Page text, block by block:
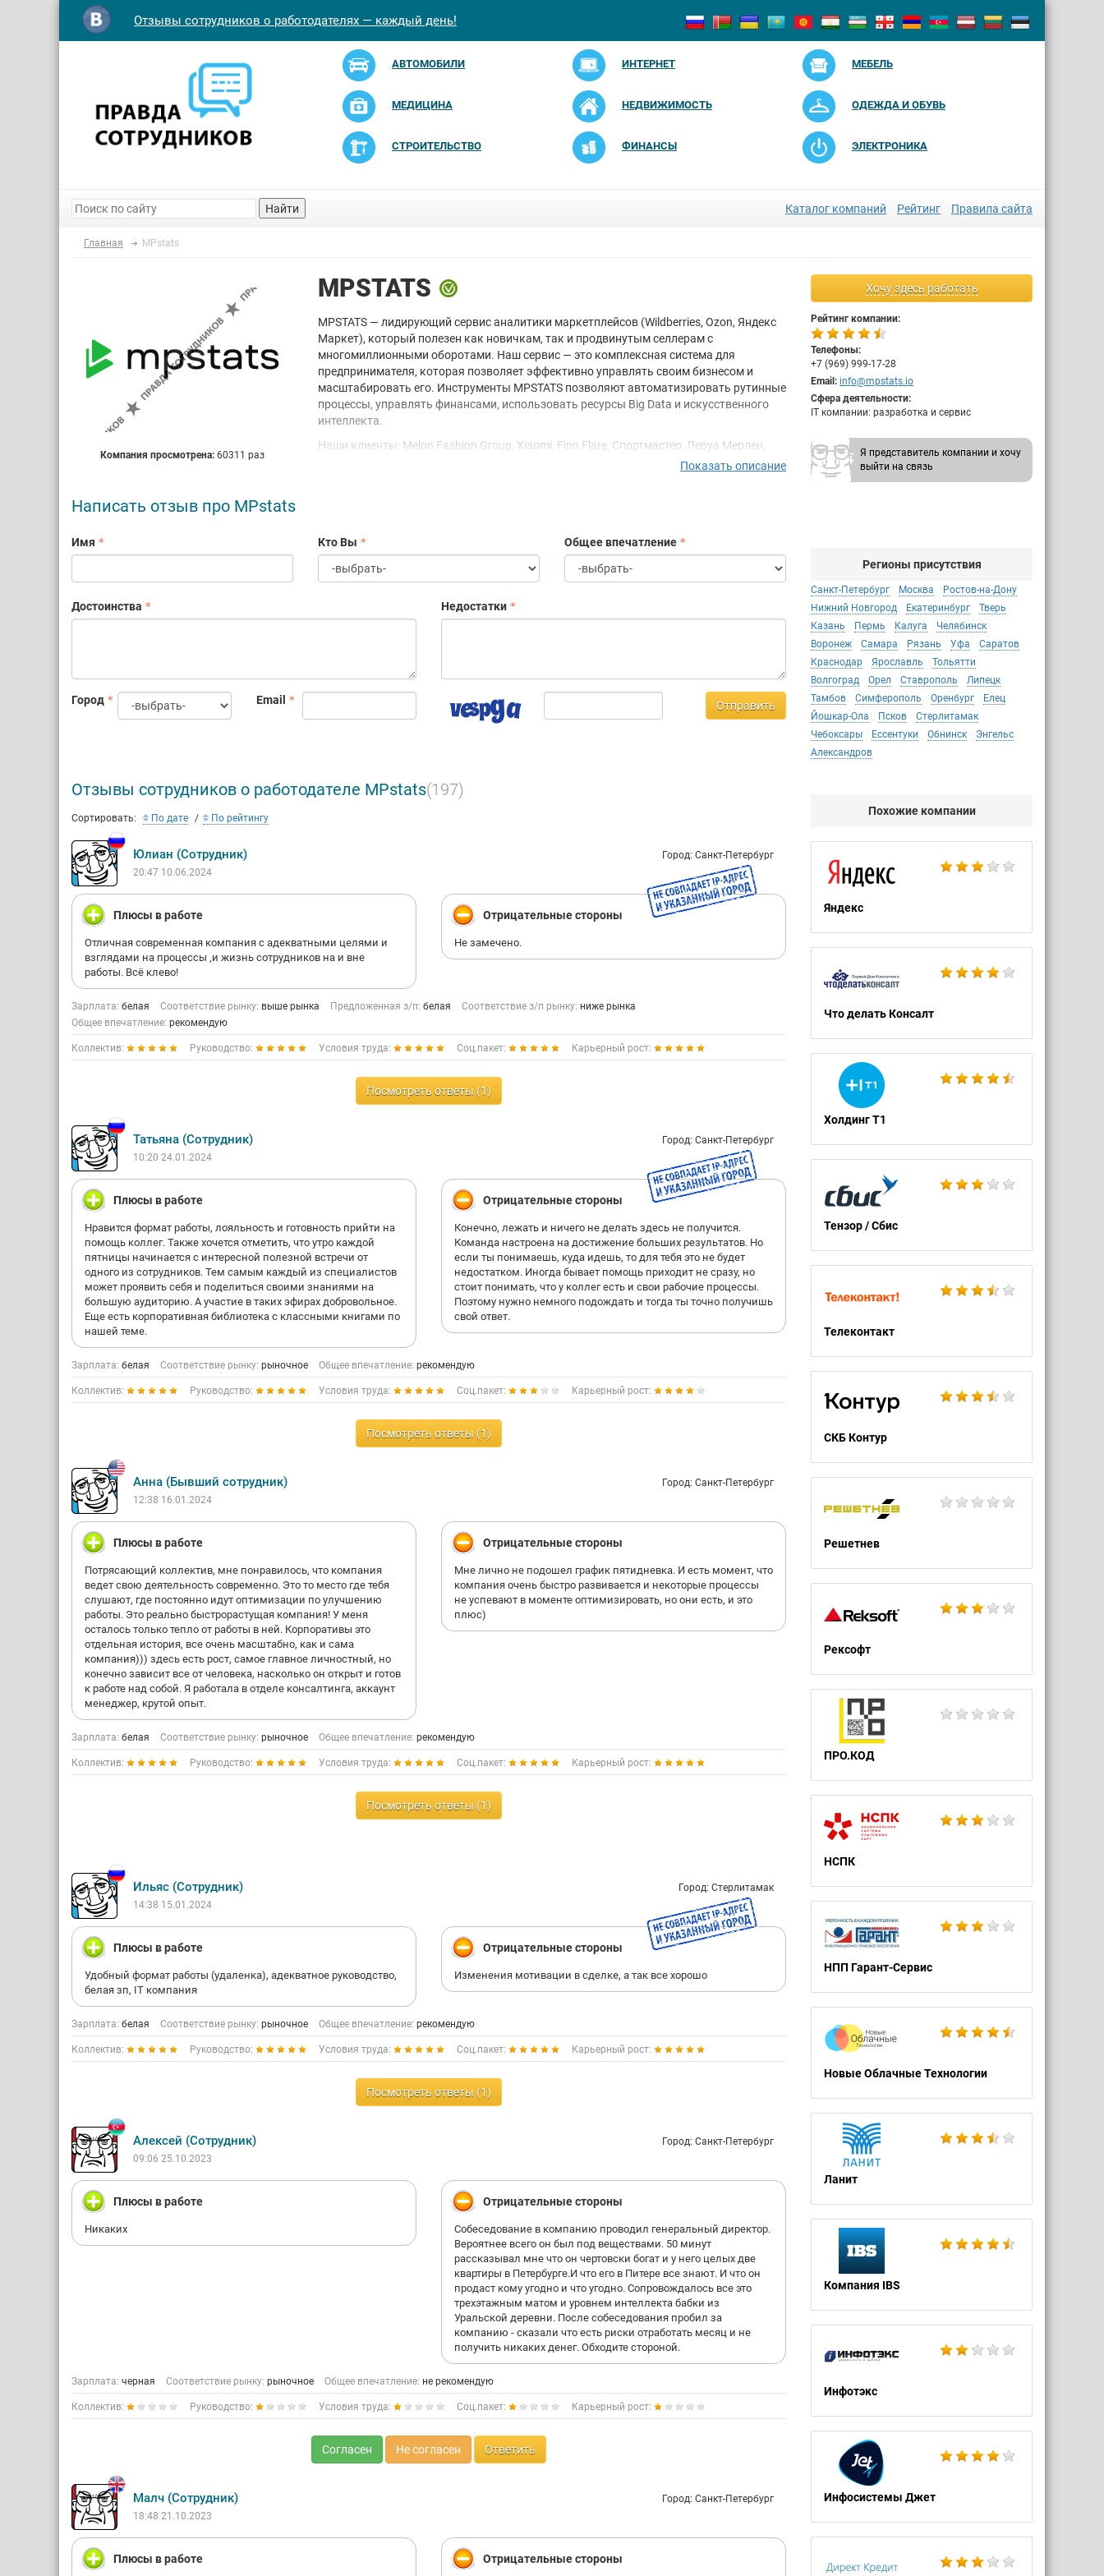
Отзывы сотрудников о работодателях — каждый день!
АВТОМОБИЛИ ИНТЕРНЕТ МЕБЕЛЬ
МЕДИЦИНА НЕДВИЖИМОСТЬ ОДЕЖДА И ОБУВЬ
СТРОИТЕЛЬСТВО ФИНАНСЫ ЭЛЕКТРОНИКА
Найти Каталог компаний Рейтинг Правила сайта
Главная MPstats
Хочу здесь работать
Рейтинг компании:
Телефоны:
+7 (969) 999-17-28
Email: info@mpstats.io
Сфера деятельности:
IT компании: разработка и сервис
Я представитель компании и хочу
выйти на связь
Регионы присутствия
Санкт-Петербург Москва
Ростов-на-Дону
Нижний Новгород
Екатеринбург
Тверь
Казань
Пермь Калуга
Челябинск
Воронеж
Самара Рязань Уфа
Саратов
Краснодар
Ярославль
Тольятти
Волгоград
Орел Ставрополь
Липецк
Тамбов
Симферополь Оренбург
Елец
Йошкар-Ола
Псков
Стерлитамак
Чебоксары
Ессентуки Обнинск
Энгельс
Александров
Похожие компании
Яндекс
Что делать Консалт
Холдинг Т1
Тензор / Сбис
Телеконтакт
СКБ Контур
Решетнев
Рексофт
ПРО.КОД
НСПК
НПП Гарант-Сервис
Новые Облачные Технологии
Ланит
Компания IBS
Инфотэкс
Инфосистемы Джет
Компания просмотрена: 60311 раз
MPSTATS
MPSTATS — лидирующий сервис аналитики маркетплейсов (Wildberries, Ozon, Яндекс
Маркет), который полезен как новичкам, так и продвинутым селлерам с
многомиллионными оборотами. Наш сервис — это комплексная система для
предпринимателя, которая позволяет эффективно управлять своим бизнесом и
масштабировать его. Инструменты MPSTATS позволяют автоматизировать рутинные
процессы, управлять финансами, использовать ресурсы Big Data и искусственного
интеллекта.
Наши клиенты: Melon Fashion Group, Xiaomi, Finn Flare, Спортмастер, Леруа Мерлен,
официально авторизованный сервис Wildberries
добавлены в реестр отечественного ПО
самое главное — команда крутых ребят с горящими глазами, влюбленные в то,
Каждый день мы работаем над созданием лучшего продукта для пользователей и
Показать описание
Написать отзыв про MPstats
Имя Кто Вы Общее впечатление
Достоинства Недостатки
Город Email Отправить
Отзывы сотрудников о работодателе MPstats(197)
Сортировать: По дате По рейтингу
Юлиан (Сотрудник)
Город: Санкт-Петербург
20:47 10.06.2024
Плюсы в работе
Отличная современная компания с адекватными целями и
взглядами на процессы ,и жизнь сотрудников на и вне
работы. Всё клево!
Отрицательные стороны
Не замечено.
Зарплата: белая Соответствие рынку: выше рынка Предложенная з/п: белая Соответствие з/п рынку: ниже рынка
Общее впечатление: рекомендую
Коллектив: Руководство: Условия труда: Соц.пакет: Карьерный рост:
Посмотреть ответы (1)
Татьяна (Сотрудник)
Город: Санкт-Петербург
10:20 24.01.2024
Плюсы в работе
Нравится формат работы, лояльность и готовность прийти на
помощь коллег. Также хочется отметить, что утро каждой
пятницы начинается с интересной полезной встречи от
одного из сотрудников. Тем самым каждый из специалистов
может проявить себя и поделиться своими знаниями на
большую аудиторию. А участие в таких эфирах добровольное.
Еще есть корпоративная библиотека с классными книгами по
нашей теме.
Отрицательные стороны
Конечно, лежать и ничего не делать здесь не получится.
Команда настроена на достижение больших результатов. Но
если ты понимаешь, куда идешь, то для тебя это не будет
недостатком. Иногда бывает помощь приходит не сразу, но
стоит понимать, что у коллег есть и свои рабочие процессы.
Поэтому нужно немного подождать и тогда ты точно получишь
свой ответ.
Зарплата: белая Соответствие рынку: рыночное Общее впечатление: рекомендую
Коллектив: Руководство: Условия труда: Соц.пакет: Карьерный рост:
Посмотреть ответы (1)
Анна (Бывший сотрудник)
Город: Санкт-Петербург
12:38 16.01.2024
Плюсы в работе
Потрясающий коллектив, мне понравилось, что компания
ведет свою деятельность современно. Это то место где тебя
слушают, где постоянно идут оптимизации по улучшению
работы. Это реально быстрорастущая компания! У меня
осталось только тепло от работы в ней. Корпоративы это
отдельная история, все очень масштабно, как и сама
компания))) здесь есть рост, самое главное личностный, но
конечно зависит все от человека, насколько он открыт и готов
к работе над собой. Я работала в отделе консалтинга, аккаунт
менеджер, крутой опыт.
Отрицательные стороны
Мне лично не подошел график пятидневка. И есть момент, что
компания очень быстро развивается и некоторые процессы
не успевают в моменте оптимизировать, но они есть, и это
плюс)
Зарплата: белая Соответствие рынку: рыночное Общее впечатление: рекомендую
Коллектив: Руководство: Условия труда: Соц.пакет: Карьерный рост:
Посмотреть ответы (1)
Ильяс (Сотрудник)
Город: Стерлитамак
14:38 15.01.2024
Плюсы в работе
Удобный формат работы (удаленка), адекватное руководство,
белая зп, IT компания
Отрицательные стороны
Изменения мотивации в сделке, а так все хорошо
Зарплата: белая Соответствие рынку: рыночное Общее впечатление: рекомендую
Коллектив: Руководство: Условия труда: Соц.пакет: Карьерный рост:
Посмотреть ответы (1)
Алексей (Сотрудник)
Город: Санкт-Петербург
09:06 25.10.2023
Плюсы в работе
Никаких
Отрицательные стороны
Собеседование в компанию проводил генеральный директор.
Вероятнее всего он был под веществами. 50 минут
рассказывал мне что он чертовски богат и у него целых две
квартиры в Петербурге.И что его в Питере все знают. И что он
продаст кому угодно и что угодно. Сопровождалось все это
трехэтажным матом и уровнем интеллекта бабки из
Уральской деревни. После собеседования пробил за
компанию - сказали что есть риски отработать месяц и не
получить никаких денег. Обходите стороной.
Зарплата: черная Соответствие рынку: рыночное Общее впечатление: не рекомендую
Коллектив: Руководство: Условия труда: Соц.пакет: Карьерный рост:
Согласен Не согласен Ответить
Малч (Сотрудник)
Город: Санкт-Петербург
18:48 21.10.2023
Плюсы в работе Отрицательные стороны